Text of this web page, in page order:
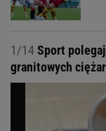
1/14Sport
granitowych